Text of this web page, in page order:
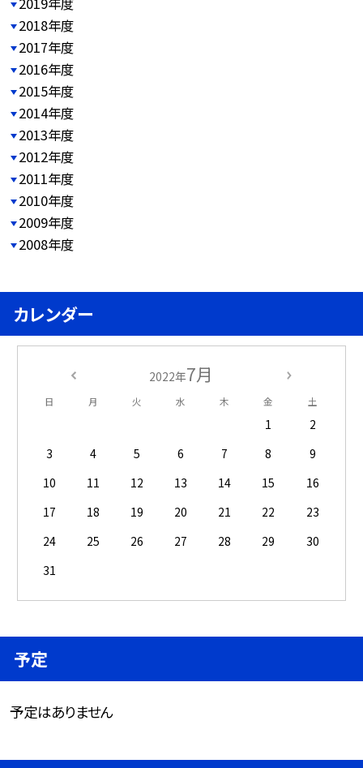
2018年度
2017年度
2016年度
2015年度
2014年度
2013年度
2012年度
2011年度
2010年度
2009年度
2008年度
カレンダー
2022年7月
日 月 火 水 木 金 土
1
2
3
4 5 6 7 8
9
10
11 12 13 14 15
16
17
18 19 20 21 22
23
24
25 26 27 28 29
30
31
予定
予定はありません